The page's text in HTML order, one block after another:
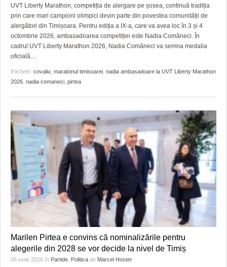
GRĂDINA TAICII DOMNULUI
ZIARISTU’ DE TERASĂ
CU OIŞTEA-N KIERKEGAARD
PE SURSE
CRONICĂ DE FILM
UNDE MERGEM
FILME DOCUMENTARE
JOCURI ONLINE
ACCIDENTE
ANUNŢURI
INFO SI UTILE
INVATAMANT
FILME DOCUMENTARE
CLIPURI VIDEO
JOCURI ONLINE
DIVERSE
FARMACII DIN TIMIŞOARA
LICEE, ŞCOLI ŞI GRĂDINIŢE DIN TIMIŞ
UVT Liberty Marathon, competiția de alergare pe șosea, continuă tradiția
prin care mari campioni olimpici devin parte din povestea comunității de
alergători din Timișoara. Pentru ediția a IX-a, care va avea loc în 3 și 4
octombrie 2026, ambasadoarea competiției este Nadia Comăneci. În
cadrul UVT Liberty Marathon 2026, Nadia Comăneci va semna medalia
oficială…
Etichete: covaliu maratonul timisoarei nadia ambasadoare la UVT Liberty Marathon
2026 nadia comaneci pirtea
Marilen Pirtea e convins că nominalizările pentru
alegerile din 2028 se vor decide la nivel de Timiș
06 iunie 2026 în Partide Politica de Marcel Hoster